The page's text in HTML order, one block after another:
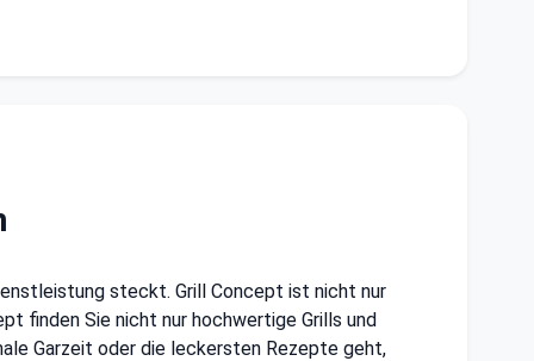
steckt. Grill Concept ist nicht nur
finden Sie nicht nur hochwertige Grills und
Garzeit oder die leckersten Rezepte geht,